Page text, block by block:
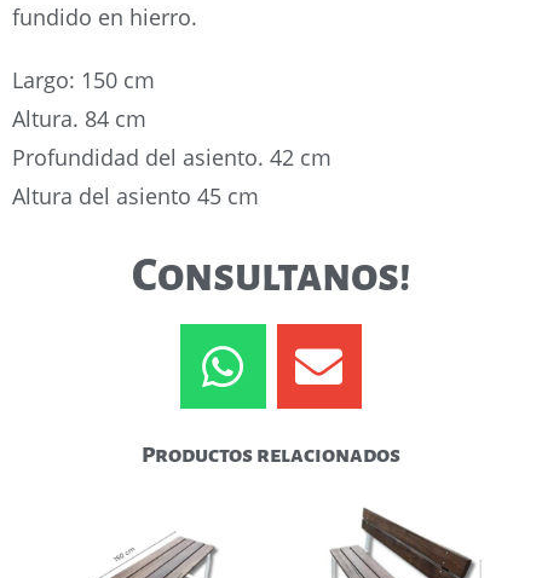
fundido en hierro.
Largo: 150 cm
Altura. 84 cm
Profundidad del asiento. 42 cm
Altura del asiento 45 cm
Consultanos!
Productos relacionados